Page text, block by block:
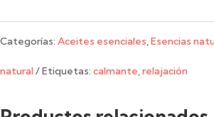
Aceite
esencial
Categorías: Aceites esenciales,Esencias
natural Etiquetas: calmante,relajación